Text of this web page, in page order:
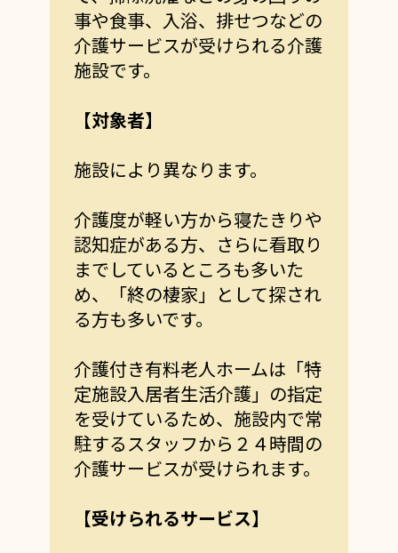
事や食事、入浴、排せつなどの
介護サービスが受けられる介護
施設です。
【対象者】
施設により異なります。
介護度が軽い方から寝たきりや
認知症がある方、さらに看取り
までしているところも多いた
め、「終の棲家」として探され
る方も多いです。
介護付き有料老人ホームは「特
定施設入居者生活介護」の指定
を受けているため、施設内で常
駐するスタッフから２４時間の
介護サービスが受けられます。
【受けられるサービス】